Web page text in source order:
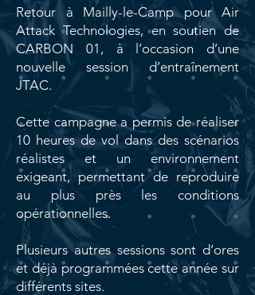
Retour à Mailly-le-Camp pour Air
Attack Technologies, en soutien de
CARBON 01, à l’occasion d’une
nouvelle session d’entraînement
JTAC.
Cette campagne a permis de réaliser
10 heures de vol dans des scénarios
réalistes et un environnement
exigeant, permettant de reproduire
au plus près les conditions
opérationnelles.
Plusieurs autres sessions sont d’ores
et déjà programmées cette année sur
différents sites.